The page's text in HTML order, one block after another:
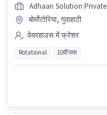
Adhaan Solution
बोर्मोटोरिया, गुवाहाटी
वेयरहाउस में फ्रेशर
Rotational 10वीं पास